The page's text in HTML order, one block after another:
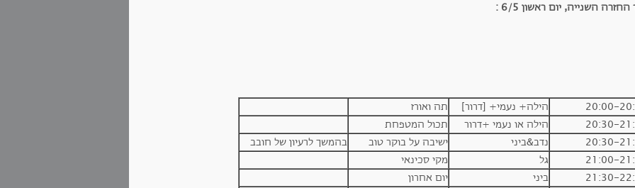
השנייה, יום ראשון 6/5 :
20:00- הילה+ נעמי+ [דרור]
תה ואורז
20:30-
הילה או נעמי +דרור
תכול המטפחת
20:30-
נדב&ביני ישיבה על בוקר טוב
בהמשך לרעיון של חובב
21:00-
גל
מקי סכינאי
21:30-
ביני
יום אחרון